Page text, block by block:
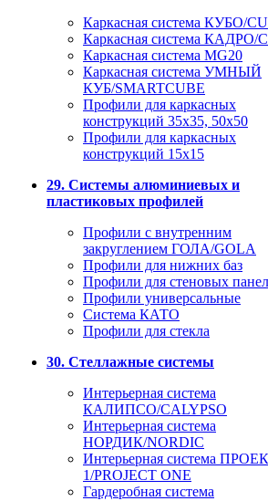
Каркасная система КУБО/
Каркасная система КАДРО/
Каркасная система MG20
Каркасная система УМНЫЙ
КУБ/SMARTCUBE
Профили для каркасных
конструкций 35x35, 50x50
Профили для каркасных
конструкций 15х15
29. Системы алюминиевых и
пластиковых профилей
Профили с внутренним
закруглением ГОЛА/GOLA
Профили для нижних баз
Профили для стеновых
Профили универсальные
Система КАТО
Профили для стекла
30. Стеллажные системы
Интерьерная система
КАЛИПСО/CALYPSO
Интерьерная система
НОРДИК/NORDIC
Интерьерная система
1/PROJECT ONE
Гардеробная система